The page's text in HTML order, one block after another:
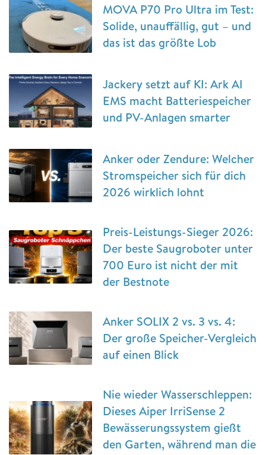
MOVA P70 Pro Ultra im Test:
Solide, unauffällig, gut – und
das ist das größte Lob
Jackery setzt auf KI: Ark AI
EMS macht Batteriespeicher
und PV-Anlagen smarter
Anker oder Zendure: Welcher
Stromspeicher sich für dich
2026 wirklich lohnt
Preis-Leistungs-Sieger 2026:
Der beste Saugroboter unter
700 Euro ist nicht der mit
der Bestnote
Anker SOLIX 2 vs. 3 vs. 4:
Der große Speicher-Vergleich
auf einen Blick
Nie wieder Wasserschleppen:
Dieses Aiper IrriSense 2
Bewässerungssystem gießt
den Garten, während man die